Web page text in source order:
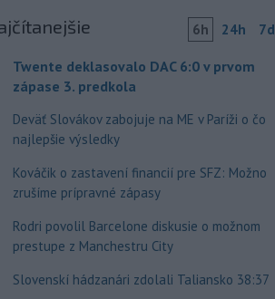
6h 24h 7d
Twente deklasovalo DAC 6:0 v prvom
zápase 3. predkola
Deväť Slovákov zabojuje na ME v Paríži o čo
najlepšie výsledky
Kováčik o zastavení financií pre SFZ: Možno
zrušíme prípravné zápasy
Rodri povolil Barcelone diskusie o možnom
prestupe z Manchestru City
Slovenskí hádzanári zdolali Taliansko 38:37